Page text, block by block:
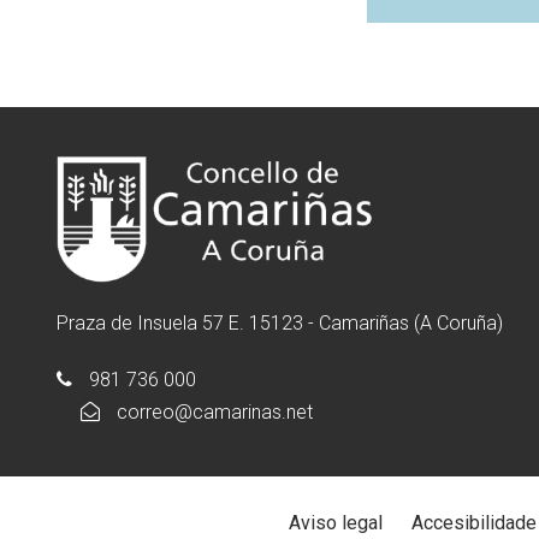
Praza de Insuela 57 E. 15123 - Camariñas (A Coruña)
981 736 000
correo@camarinas.net
Aviso legal Accesibilidade